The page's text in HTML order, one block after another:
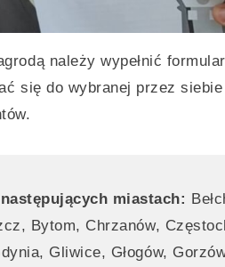
należy wypełnić
się do wybranej przez
miastach:
Bytom, Chrzanów,
Gliwice, Głogów,